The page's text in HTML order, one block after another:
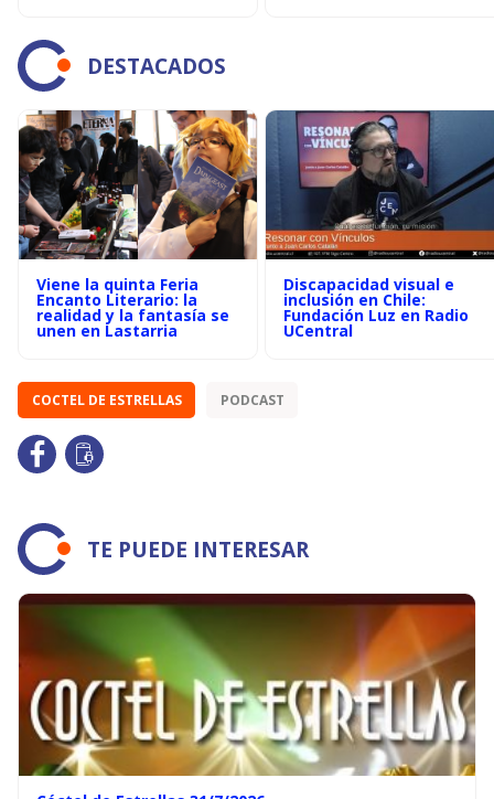
DESTACADOS
Viene la quinta Feria
Encanto Literario: la
realidad y la fantasía se
unen en Lastarria
Discapacidad visual e
inclusión en Chile:
Fundación Luz en Radio
UCentral
COCTEL DE ESTRELLAS PODCAST
TE PUEDE INTERESAR